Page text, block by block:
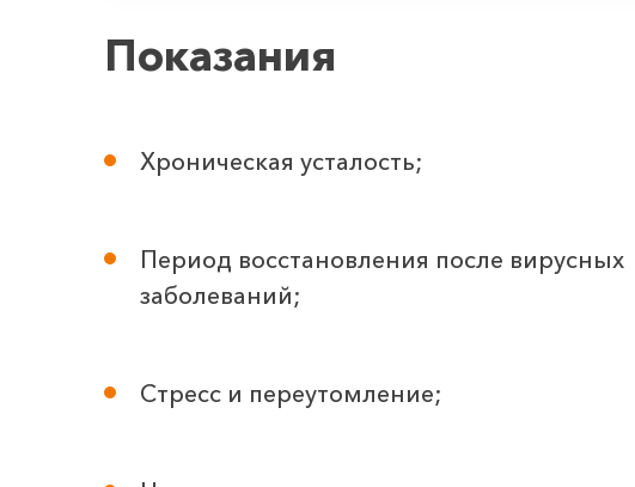
Показания
Хроническая усталость;
Период восстановления после вирусных
заболеваний;
Стресс и переутомление;